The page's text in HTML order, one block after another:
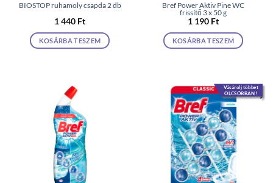
BIOSTOP ruhamoly csapda 2 db
1 440 Ft
KOSÁRBA TESZEM
Bref Power Aktiv Pine WC
frissítő 3 x 50 g
1 190 Ft
KOSÁRBA TESZEM
Vásárolj többet
OLCSÓBBAN!